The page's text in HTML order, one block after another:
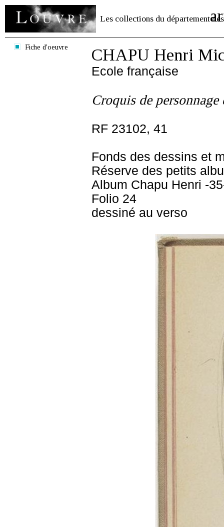
Les collections du département des
Fiche d'oeuvre CHAPU Henri
Ecole française
Croquis de personnage
RF 23102, 41
Fonds des dessins et
Réserve des petits
Album Chapu Henri -
Folio 24
dessiné au verso